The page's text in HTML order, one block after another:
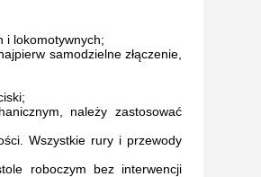
i lokomotywnych;
samodzielne złączenie,
należy zastosować
Wszystkie rury i przewody
roboczym bez interwencji